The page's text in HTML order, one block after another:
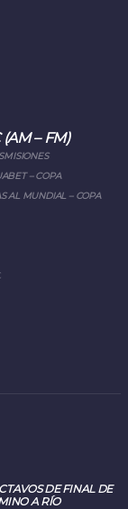
– FM)
– COPA
AL MUNDIAL – COPA
DE FINAL DE
A RÍO